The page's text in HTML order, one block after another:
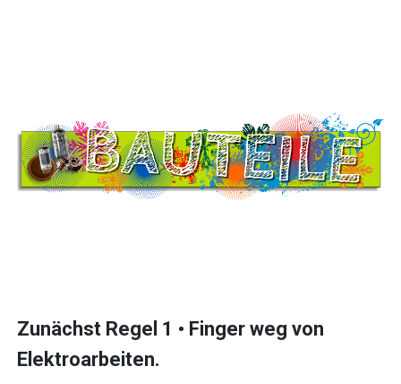
Zunächst Regel 1 • Finger weg von
Elektroarbeiten.